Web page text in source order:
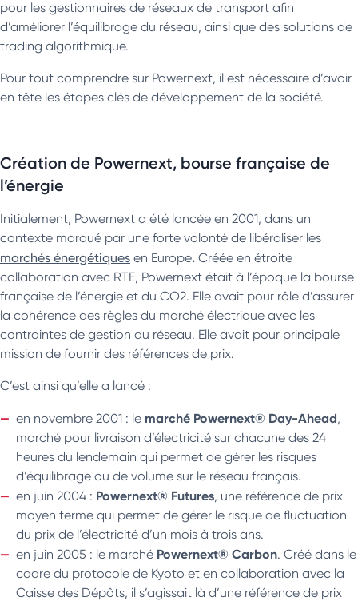
pour les gestionnaires de réseaux de transport afin
d’améliorer l’équilibrage du réseau, ainsi que des solutions de
trading algorithmique.
Pour tout comprendre sur Powernext, il est nécessaire d’avoir
en tête les étapes clés de développement de la société.
Création de Powernext, bourse française de
l’énergie
Initialement, Powernext a été lancée en 2001, dans un
contexte marqué par une forte volonté de libéraliser les
marchés énergétiques en Europe. Créée en étroite
collaboration avec RTE, Powernext était à l’époque la bourse
française de l’énergie et du CO2. Elle avait pour rôle d’assurer
la cohérence des règles du marché électrique avec les
contraintes de gestion du réseau. Elle avait pour principale
mission de fournir des références de prix.
C’est ainsi qu’elle a lancé :
en novembre 2001 : le marché Powernext® Day-Ahead,
marché pour livraison d’électricité sur chacune des 24
heures du lendemain qui permet de gérer les risques
d’équilibrage ou de volume sur le réseau français.
en juin 2004 : Powernext® Futures, une référence de prix
moyen terme qui permet de gérer le risque de fluctuation
du prix de l’électricité d’un mois à trois ans.
en juin 2005 : le marché Powernext® Carbon. Créé dans le
cadre du protocole de Kyoto et en collaboration avec la
Caisse des Dépôts, il s’agissait là d’une référence de prix